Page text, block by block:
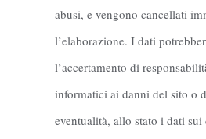
abusi, e vengono cancellati
l’elaborazione. I dati
l’accertamento di
informatici ai danni del sito o
eventualità, allo stato i dati